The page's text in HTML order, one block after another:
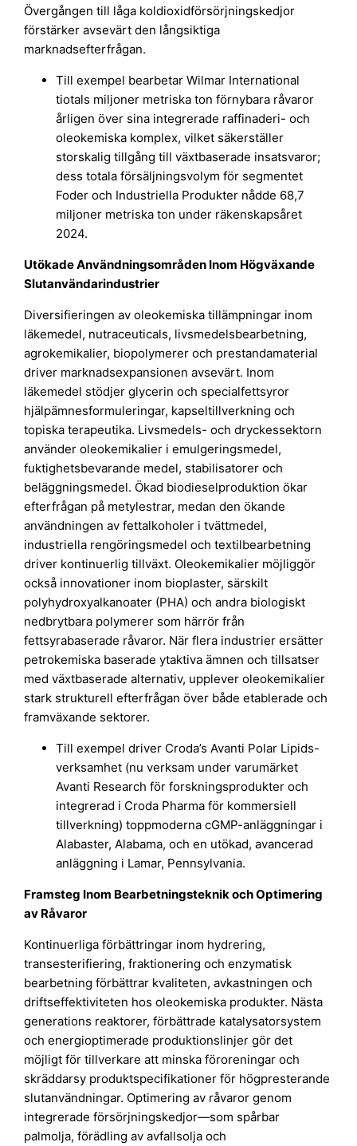
Övergången till låga koldioxidförsörjningskedjor
förstärker avsevärt den långsiktiga
marknadsefterfrågan.
Till exempel bearbetar Wilmar International
tiotals miljoner metriska ton förnybara råvaror
årligen över sina integrerade raffinaderi- och
oleokemiska komplex, vilket säkerställer
storskalig tillgång till växtbaserade insatsvaror;
dess totala försäljningsvolym för segmentet
Foder och Industriella Produkter nådde 68,7
miljoner metriska ton under räkenskapsåret
2024.
Utökade Användningsområden Inom Högväxande
Slutanvändarindustrier
Diversifieringen av oleokemiska tillämpningar inom
läkemedel, nutraceuticals, livsmedelsbearbetning,
agrokemikalier, biopolymerer och prestandamaterial
driver marknadsexpansionen avsevärt. Inom
läkemedel stödjer glycerin och specialfettsyror
hjälpämnesformuleringar, kapseltillverkning och
topiska terapeutika. Livsmedels- och dryckessektorn
använder oleokemikalier i emulgeringsmedel,
fuktighetsbevarande medel, stabilisatorer och
beläggningsmedel. Ökad biodieselproduktion ökar
efterfrågan på metylestrar, medan den ökande
användningen av fettalkoholer i tvättmedel,
industriella rengöringsmedel och textilbearbetning
driver kontinuerlig tillväxt. Oleokemikalier möjliggör
också innovationer inom bioplaster, särskilt
polyhydroxyalkanoater (PHA) och andra biologiskt
nedbrytbara polymerer som härrör från
fettsyrabaserade råvaror. När flera industrier ersätter
petrokemiska baserade ytaktiva ämnen och tillsatser
med växtbaserade alternativ, upplever oleokemikalier
stark strukturell efterfrågan över både etablerade och
framväxande sektorer.
Till exempel driver Croda’s Avanti Polar Lipids-
verksamhet (nu verksam under varumärket
Avanti Research för forskningsprodukter och
integrerad i Croda Pharma för kommersiell
tillverkning) toppmoderna cGMP-anläggningar i
Alabaster, Alabama, och en utökad, avancerad
anläggning i Lamar, Pennsylvania.
Framsteg Inom Bearbetningsteknik och Optimering
av Råvaror
Kontinuerliga förbättringar inom hydrering,
transesterifiering, fraktionering och enzymatisk
bearbetning förbättrar kvaliteten, avkastningen och
driftseffektiviteten hos oleokemiska produkter. Nästa
generations reaktorer, förbättrade katalysatorsystem
och energioptimerade produktionslinjer gör det
möjligt för tillverkare att minska föroreningar och
skräddarsy produktspecifikationer för högpresterande
slutanvändningar. Optimering av råvaror genom
integrerade försörjningskedjor—som spårbar
palmolja, förädling av avfallsolja och